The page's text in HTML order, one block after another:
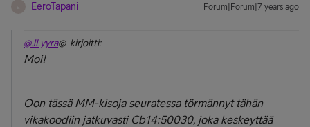
EeroTapani Forum|Forum|7 years ago
@JLyyra@ kirjoitti:
Moi!
Oon tässä MM-kisoja seuratessa törmännyt tähän
vikakoodiin jatkuvasti Cb14:50030, joka keskeyttää